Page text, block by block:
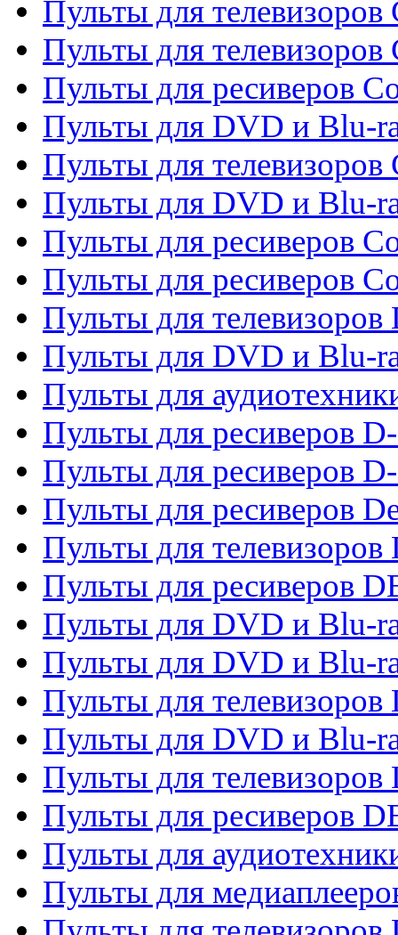
Пульты для телевизоров
Пульты для телевизоров
Пульты для ресиверов
Пульты для DVD и Blu-
Пульты для телевизоров
Пульты для DVD и Blu-
Пульты для ресиверов
Пульты для ресиверов
Пульты для телевизоров
Пульты для DVD и Blu-
Пульты для
Пульты для ресиверов
Пульты для ресиверов
Пульты для ресиверов
Пульты для телевизоров
Пульты для ресиверов
Пульты для DVD и Blu-
Пульты для DVD и Blu-
Пульты для
Пульты для DVD и Blu-
Пульты для телевизоров
Пульты для ресиверов
Пульты для
Пульты для